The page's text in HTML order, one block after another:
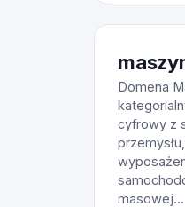
Domena
cyfrowy z
masowej...